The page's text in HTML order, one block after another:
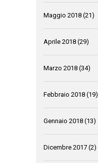
Maggio 2018 (21)
Aprile 2018 (29)
Marzo 2018 (34)
Febbraio 2018 (19)
Gennaio 2018 (13)
Dicembre 2017 (2)